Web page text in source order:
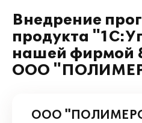
Внедрение
продукта
нашей фирмой
ООО
ООО